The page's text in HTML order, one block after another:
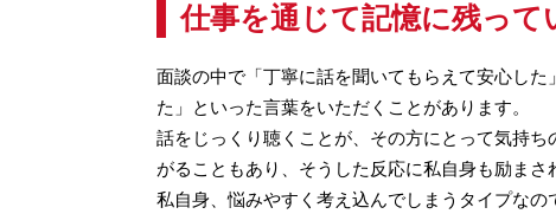
仕事を通じて記憶に残って
面談の中で「丁寧に話を聞いてもらえて安心した
た」といった言葉をいただくことがあります。
話をじっくり聴くことが、その方にとって気持ち
がることもあり、そうした反応に私自身も励まさ
私自身、悩みやすく考え込んでしまうタイプなの